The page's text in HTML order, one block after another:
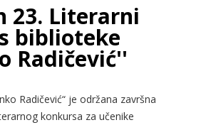
23. Literarni
biblioteke
Radičević''
Radičević“ je održana završna
konkursa za učenike